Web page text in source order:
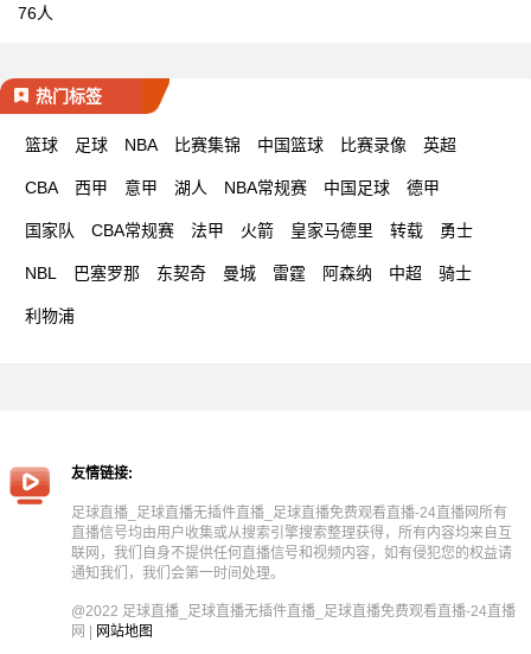
76人
热门标签
篮球 足球 NBA 比赛集锦 中国篮球 比赛录像 英超
CBA 西甲 意甲 湖人 NBA常规赛 中国足球 德甲
国家队 CBA常规赛 法甲 火箭 皇家马德里 转载 勇士
NBL 巴塞罗那 东契奇 曼城 雷霆 阿森纳 中超 骑士
利物浦
友情链接:
足球直播_足球直播无插件直播_足球直播免费观看直播-24直播网所有
直播信号均由用户收集或从搜索引擎搜索整理获得，所有内容均来自互
联网，我们自身不提供任何直播信号和视频内容，如有侵犯您的权益请
通知我们，我们会第一时间处理。
@2022 足球直播_足球直播无插件直播_足球直播免费观看直播-24直播
网 |
网站地图